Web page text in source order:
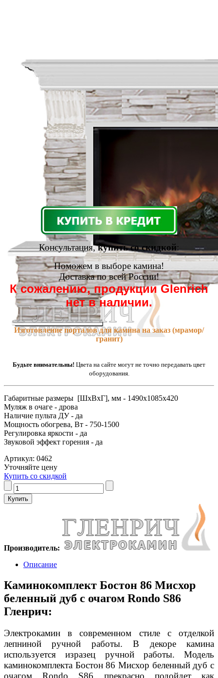
Консультация,купить со скидкой:
Поможем в выборе камина!
Доставка по всей России!
К сожалению, продукции Glenrich
нет в наличии.
Изготовление порталов для камина на заказ (мрамор/
гранит)
Будьте внимательны! Цвета на сайте могут не точно передавать цвет
оборудования.
Габаритные размеры [ШxВxГ], мм - 1490x1085x420
Муляж в очаге - дрова
Наличие пульта ДУ - да
Мощность обогрева, Вт - 750-1500
Регулировка яркости - да
Звуковой эффект горения - да
Артикул: 0462
Уточняйте цену
Купить со скидкой
Производитель:
Описание
Каминокомплект Бостон 86 Мисхор
беленный дуб с очагом Rondo S86
Гленрич:
Электрокамин в современном стиле с отделкой
лепниной ручной работы. В декоре камина
используется изразец ручной работы. Модель
каминокомплекта Бостон 86 Мисхор беленный дуб с
очагом Rondo S86 прекрасно подойдет как